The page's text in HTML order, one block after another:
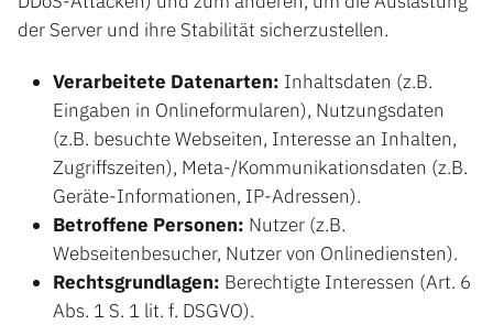
der Server und ihre Stabilität sicherzustellen.
Verarbeitete Datenarten: Inhaltsdaten (z.B.
Eingaben in Onlineformularen), Nutzungsdaten
(z.B. besuchte Webseiten, Interesse an Inhalten,
Zugriffszeiten), Meta-/Kommunikationsdaten (z.B.
Geräte-Informationen, IP-Adressen).
Betroffene Personen: Nutzer (z.B.
Webseitenbesucher, Nutzer von Onlinediensten).
Rechtsgrundlagen: Berechtigte Interessen (Art. 6
Abs. 1 S. 1 lit. f. DSGVO).